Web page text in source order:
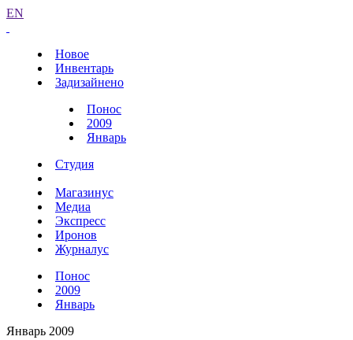
EN
Новое
Инвентарь
Задизайнено
Понос
2009
Январь
Студия
Магазинус
Медиа
Экспресс
Иронов
Журналус
Понос
2009
Январь
Январь 2009